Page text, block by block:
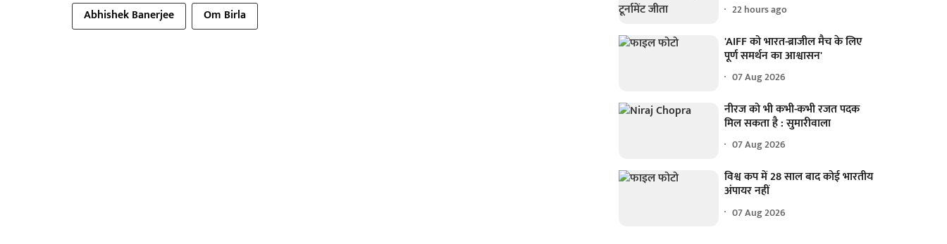
Abhishek Banerjee Om Birla 22 hours ago
'AIFF को भारत-ब्राजील मैच के लिए
पूर्ण समर्थन का आश्वासन'
07 Aug 2026
नीरज को भी कभी-कभी रजत पदक
मिल सकता है : सुमारीवाला
07 Aug 2026
विश्व कप में 28 साल बाद कोई भारतीय
अंपायर नहीं
07 Aug 2026